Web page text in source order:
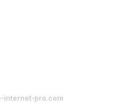
internet-pro.com